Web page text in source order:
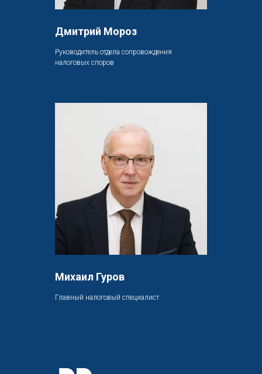
Дмитрий Мороз
Руководитель отдела сопровождения
налоговых споров
Михаил Гуров
Главный налоговый специалист